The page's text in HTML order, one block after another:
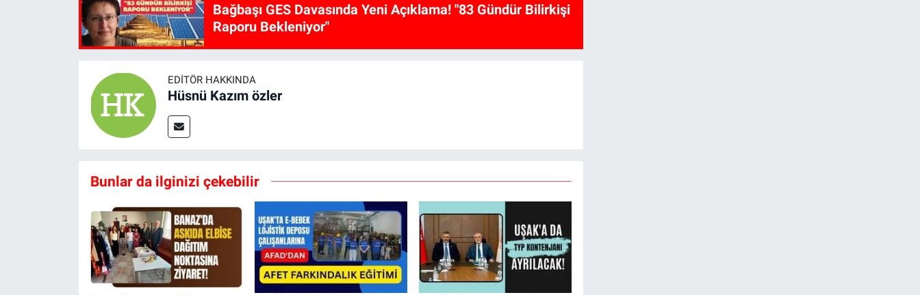
Bağbaşı GES Davasında Yeni Açıklama! "83 Gündür Bilirkişi
Raporu Bekleniyor"
EDITÖR HAKKINDA
Hüsnü Kazım özler
Bunlar da ilginizi çekebilir